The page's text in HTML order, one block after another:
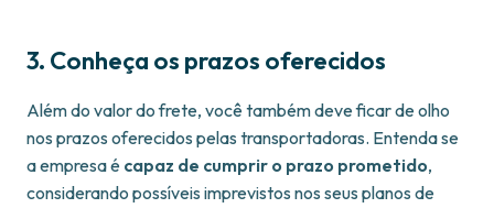
3. Conheça os prazos oferecidos
Além do valor do frete, você também deve ficar de olho
nos prazos oferecidos pelas transportadoras. Entenda se
a empresa é capaz de cumprir o prazo prometido,
considerando possíveis imprevistos nos seus planos de